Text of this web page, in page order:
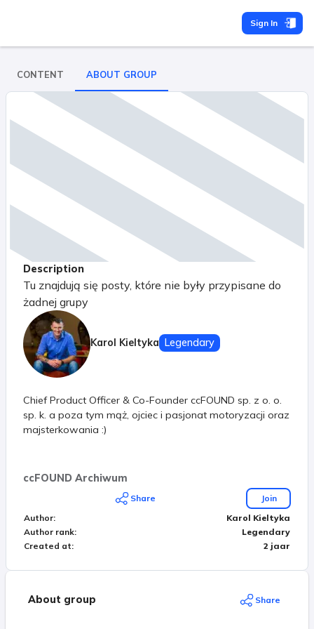
Sign In
CONTENT ABOUT GROUP
Description
Tu znajdują się posty, które nie były przypisane do
żadnej grupy
Karol Kieltyka Legendary
Chief Product Officer & Co-Founder ccFOUND sp. z o. o.
sp. k. a poza tym mąż, ojciec i pasjonat motoryzacji oraz
majsterkowania :)
ccFOUND Archiwum
Share
Join
Author:
Karol Kieltyka
Author rank:
Legendary
Created at: 2 jaar
About group Share